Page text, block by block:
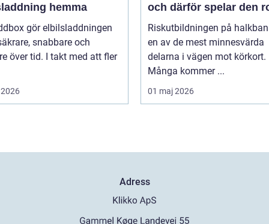
hemma
gör elbilsladdningen
snabbare och
över tid. I takt med att fler
och därför spelar den
Riskutbildningen på
en av de mest minnesvärda
delarna i vägen mot körkort.
Många kommer ...
01 maj 2026
Adress